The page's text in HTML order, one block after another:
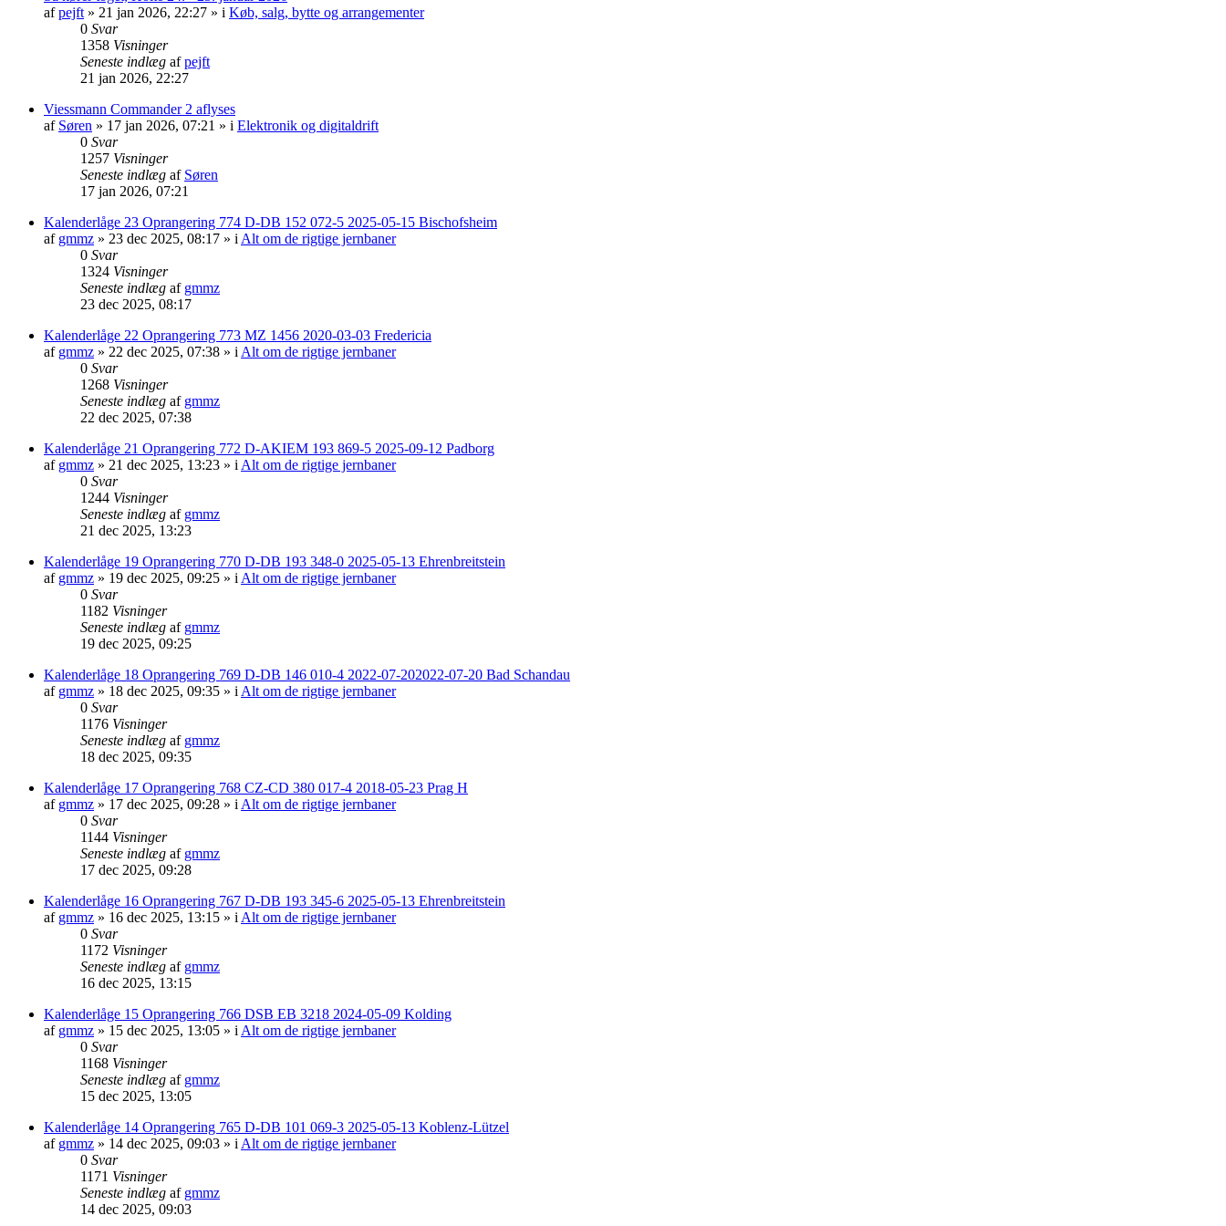
afpejft » 21 jan 2026, 22:27 » i Køb, salg, bytte og arrangementer
0 Svar
1358 Visninger
Seneste indlæg afpejft
21 jan 2026, 22:27
Viessmann Commander 2 aflyses
af Søren » 17 jan 2026, 07:21 » i Elektronik og digitaldrift
0 Svar
1257 Visninger
Seneste indlæg af Søren
17 jan 2026, 07:21
Kalenderlåge 23 Oprangering 774 D-DB 152 072-5 2025-05-15 Bischofsheim
af gmmz » 23 dec 2025, 08:17 » i Alt om de rigtige jernbaner
0 Svar
1324 Visninger
Seneste indlæg af gmmz
23 dec 2025, 08:17
Kalenderlåge 22 Oprangering 773 MZ 1456 2020-03-03 Fredericia
af gmmz » 22 dec 2025, 07:38 » i Alt om de rigtige jernbaner
0 Svar
1268 Visninger
Seneste indlæg af gmmz
22 dec 2025, 07:38
Kalenderlåge 21 Oprangering 772 D-AKIEM 193 869-5 2025-09-12 Padborg
af gmmz » 21 dec 2025, 13:23 » i Alt om de rigtige jernbaner
0 Svar
1244 Visninger
Seneste indlæg af gmmz
21 dec 2025, 13:23
Kalenderlåge 19 Oprangering 770 D-DB 193 348-0 2025-05-13 Ehrenbreitstein
af gmmz » 19 dec 2025, 09:25 » i Alt om de rigtige jernbaner
0 Svar
1182 Visninger
Seneste indlæg af gmmz
19 dec 2025, 09:25
Kalenderlåge 18 Oprangering 769 D-DB 146 010-4 2022-07-202022-07-20 Bad Schandau
af gmmz » 18 dec 2025, 09:35 » i Alt om de rigtige jernbaner
0 Svar
1176 Visninger
Seneste indlæg af gmmz
18 dec 2025, 09:35
Kalenderlåge 17 Oprangering 768 CZ-CD 380 017-4 2018-05-23 Prag H
af gmmz » 17 dec 2025, 09:28 » i Alt om de rigtige jernbaner
0 Svar
1144 Visninger
Seneste indlæg af gmmz
17 dec 2025, 09:28
Kalenderlåge 16 Oprangering 767 D-DB 193 345-6 2025-05-13 Ehrenbreitstein
af gmmz » 16 dec 2025, 13:15 » i Alt om de rigtige jernbaner
0 Svar
1172 Visninger
Seneste indlæg af gmmz
16 dec 2025, 13:15
Kalenderlåge 15 Oprangering 766 DSB EB 3218 2024-05-09 Kolding
af gmmz » 15 dec 2025, 13:05 » i Alt om de rigtige jernbaner
0 Svar
1168 Visninger
Seneste indlæg af gmmz
15 dec 2025, 13:05
Kalenderlåge 14 Oprangering 765 D-DB 101 069-3 2025-05-13 Koblenz-Lützel
af gmmz » 14 dec 2025, 09:03 » i Alt om de rigtige jernbaner
0 Svar
1171 Visninger
Seneste indlæg af gmmz
14 dec 2025, 09:03